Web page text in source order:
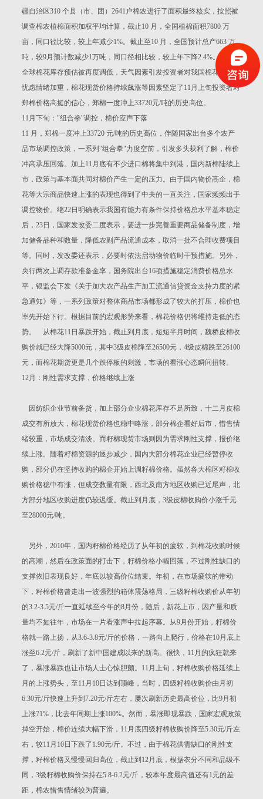
疆自治区310 个县（市、团）2641户棉农进行了面积最终核实，按照被
调查棉农植棉面积加权平均计算，截止10 月，全国植棉面积7800 万
亩，同口径比较，较上年减少1%。截止至10 月，全国预计总产663 万
吨，较9月预计数减少1万吨，同口径相比较，较上年下降2.4%。同时，
全球棉花库存预估被再度调低，天气因素引发投资者对我国棉花产量的
忧虑情绪加重，棉花现货价格持续飙涨等因素坚定了11月上旬投资者对
郑棉价格高挺的信心，郑棉一度冲上33720元/吨的历史高位。
11月下旬："组合拳"调控，棉价应声下落
11 月，郑棉一度冲上33720 元/吨的历史高位，伴随国家出台多个农产
品市场调控政策，一系列"组合拳"力度空前，引发多头获利了解，棉价
冲高承压回落。加上11月底有不少进口棉将集中到港，国内新棉陆续上
市，政策与基本面共同对棉价产生一定的压力。由于国内物价高企，棉
花等大宗商品快速上涨的表现也得到了中央的一直关注，国家频频出手
调控物价。继22日明确表示我国有能力有条件保持价格总水平基本稳定
后，23日，国家发改委二度表示，要进一步完善重要商品储备制度，增
加储备品种和数量，降低农副产品流通成本，取消一批不合理收费项目
等。同时，发改委还表示，必要时依法启动物价临时干预措施。另外，
央行两次上调存款准备金率，国务院出台16项措施稳定消费价格总水
平，银监会下发《关于加大农产品生产加工流通信贷资金支持力度的紧
急通知》等，一系列政策对整体商品市场都形成了较大的打压，棉价也
率先开始下行。根据目前的宏观形势来看，棉花价格仍将维持走低的态
势。 从棉花11日暴跌开始，截止到月底，短短半月时间，魏桥皮棉收
购价就已经大降5000元，其中3级皮棉降至26500元，4级皮棉跌至26100
元，而棉花期货更是几个跌停板的刺激，市场的看涨心态瞬间扭转。
12月：刚性需求支撑，价格继续上涨
因纺织企业节前备货，加上部分企业棉花库存不足所致，十二月皮棉
成交有所放大，棉花现货价格也稳中略涨，部分棉企看好后市，惜售情
绪较重，市场成交清淡。而籽棉现货市场则因为需求刚性支撑，报价继
续上涨。随着籽棉资源的逐步减少，国内大部分棉花企业已经暂停收
购，部分仍在坚持收购的棉企开始上调籽棉价格。虽然各大棉区籽棉收
购价格稳中有涨，但成交数量有限，西北及南方地区收购已近尾声，北
方部分地区收购进度仍较迟缓。截止到月底，3级皮棉收购价小涨千元
至28000元/吨。
另外，2010年，国内籽棉价格经历了从年初的疲软，到棉花收购时候
的高潮，然后在政策面的打击下，籽棉价格小幅回落，不过刚性缺口的
支撑依旧表现良好，年底以较高价位结束。年初，在市场疲软的带动
下，籽棉价格曾走出一波强烈的箱体震荡格局，三级籽棉收购价从年初
的3.2-3.5元/斤一直延续至今年的8月份，随后，新花上市，因产量和质
量均不如往年，市场在一片看涨声中拉起序幕。从9月份开始，籽棉价
格就一路上扬，从3.6-3.8元/斤的价格，一路向上爬行，价格在10月底上
涨至6.2元/斤，刷新了新中国建成以来的新高。很快，11月的疯狂就来
了，暴涨暴跌也让市场人士心惊胆颤。11月上旬，籽棉收购价格延续上
月的上涨势头，至11月10日达到顶峰，当时，四级籽棉收购价由月初
6.30元/斤快速上升到7.20元/斤左右，屡次刷新历史最高价位，比9月初
上涨71%，比去年同期上涨100%。然而，暴涨即现暴跌，国家宏观政策
掉空开始，棉价连续大幅下滑，11月底四级籽棉收购价降至5.30元/斤左
右，较11月10日下跌了1.90元/斤。不过，由于棉花供需缺口的刚性支
撑，籽棉价格又慢慢回归高位，截止到12月底，根据衣分不同和品级不
同，3级籽棉收购价保持在5.8-6.2元/斤，较本年度最高值还有1元的差
距，棉农惜售情绪较为普遍。